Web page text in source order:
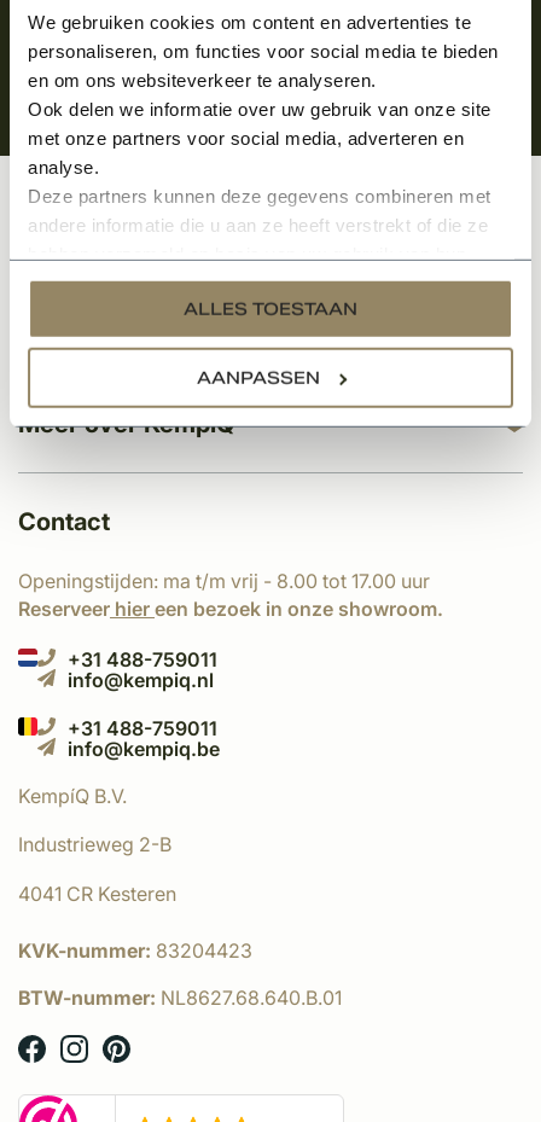
We gebruiken cookies om content en advertenties te
personaliseren, om functies voor social media te bieden
en om ons websiteverkeer te analyseren.
Ook delen we informatie over uw gebruik van onze site
met onze partners voor social media, adverteren en
analyse.
Deze partners kunnen deze gegevens combineren met
andere informatie die u aan ze heeft verstrekt of die ze
services.
ALLES TOESTAAN
AANPASSEN
Meer over KempíQ
Klantenservice
Contact
Openingstijden: ma t/m vrij - 8.00 tot 17.00 uur
Reserveer hier een bezoek in onze showroom.
+31 488-759011
info@kempiq.nl
+31 488-759011
info@kempiq.be
KempíQ B.V.
Industrieweg 2-B
4041 CR Kesteren
KVK-nummer: 83204423
BTW-nummer: NL8627.68.640.B.01